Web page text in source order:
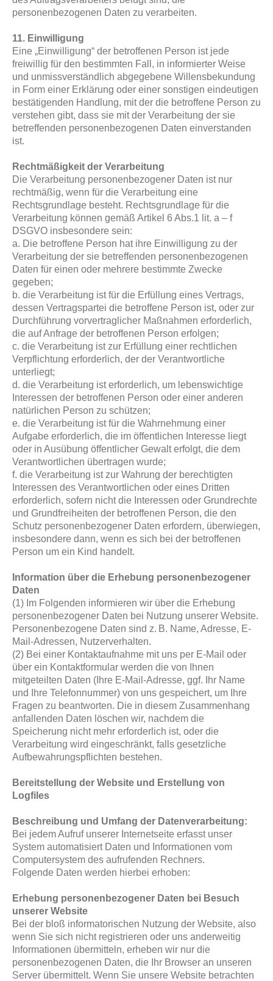
personenbezogenen Daten zu verarbeiten.
11. Einwilligung
Eine „Einwilligung“ der betroffenen Person ist jede
freiwillig für den bestimmten Fall, in informierter Weise
und unmissverständlich abgegebene Willensbekundung
in Form einer Erklärung oder einer sonstigen eindeutigen
bestätigenden Handlung, mit der die betroffene Person zu
verstehen gibt, dass sie mit der Verarbeitung der sie
betreffenden personenbezogenen Daten einverstanden
ist.
Rechtmäßigkeit der Verarbeitung
Die Verarbeitung personenbezogener Daten ist nur
rechtmäßig, wenn für die Verarbeitung eine
Rechtsgrundlage besteht. Rechtsgrundlage für die
Verarbeitung können gemäß Artikel 6 Abs.1 lit. a – f
DSGVO insbesondere sein:
a. Die betroffene Person hat ihre Einwilligung zu der
Verarbeitung der sie betreffenden personenbezogenen
Daten für einen oder mehrere bestimmte Zwecke
gegeben;
b. die Verarbeitung ist für die Erfüllung eines Vertrags,
dessen Vertragspartei die betroffene Person ist, oder zur
Durchführung vorvertraglicher Maßnahmen erforderlich,
die auf Anfrage der betroffenen Person erfolgen;
c. die Verarbeitung ist zur Erfüllung einer rechtlichen
Verpflichtung erforderlich, der der Verantwortliche
unterliegt;
d. die Verarbeitung ist erforderlich, um lebenswichtige
Interessen der betroffenen Person oder einer anderen
natürlichen Person zu schützen;
e. die Verarbeitung ist für die Wahrnehmung einer
Aufgabe erforderlich, die im öffentlichen Interesse liegt
oder in Ausübung öffentlicher Gewalt erfolgt, die dem
Verantwortlichen übertragen wurde;
f. die Verarbeitung ist zur Wahrung der berechtigten
Interessen des Verantwortlichen oder eines Dritten
erforderlich, sofern nicht die Interessen oder Grundrechte
und Grundfreiheiten der betroffenen Person, die den
Schutz personenbezogener Daten erfordern, überwiegen,
insbesondere dann, wenn es sich bei der betroffenen
Person um ein Kind handelt.
Information über die Erhebung personenbezogener
Daten
(1) Im Folgenden informieren wir über die Erhebung
personenbezogener Daten bei Nutzung unserer Website.
Personenbezogene Daten sind z. B. Name, Adresse, E-
Mail-Adressen, Nutzerverhalten.
(2) Bei einer Kontaktaufnahme mit uns per E-Mail oder
über ein Kontaktformular werden die von Ihnen
mitgeteilten Daten (Ihre E-Mail-Adresse, ggf. Ihr Name
und Ihre Telefonnummer) von uns gespeichert, um Ihre
Fragen zu beantworten. Die in diesem Zusammenhang
anfallenden Daten löschen wir, nachdem die
Speicherung nicht mehr erforderlich ist, oder die
Verarbeitung wird eingeschränkt, falls gesetzliche
Aufbewahrungspflichten bestehen.
Bereitstellung der Website und Erstellung von
Logfiles
Beschreibung und Umfang der Datenverarbeitung:
Bei jedem Aufruf unserer Internetseite erfasst unser
System automatisiert Daten und Informationen vom
Computersystem des aufrufenden Rechners.
Folgende Daten werden hierbei erhoben:
Erhebung personenbezogener Daten bei Besuch
unserer Website
Bei der bloß informatorischen Nutzung der Website, also
wenn Sie sich nicht registrieren oder uns anderweitig
Informationen übermitteln, erheben wir nur die
personenbezogenen Daten, die Ihr Browser an unseren
Server übermittelt. Wenn Sie unsere Website betrachten